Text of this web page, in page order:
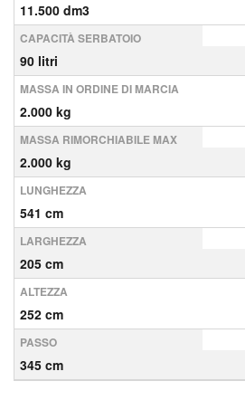
11.500 dm3
CAPACITÀ SERBATOIO
90 litri
MASSA IN ORDINE DI MARCIA
2.000 kg
MASSA RIMORCHIABILE MAX
2.000 kg
LUNGHEZZA
541 cm
LARGHEZZA
205 cm
ALTEZZA
252 cm
PASSO
345 cm